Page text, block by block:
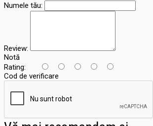
Numele tău:
Review:
Notă
Rating:
Cod de verificare